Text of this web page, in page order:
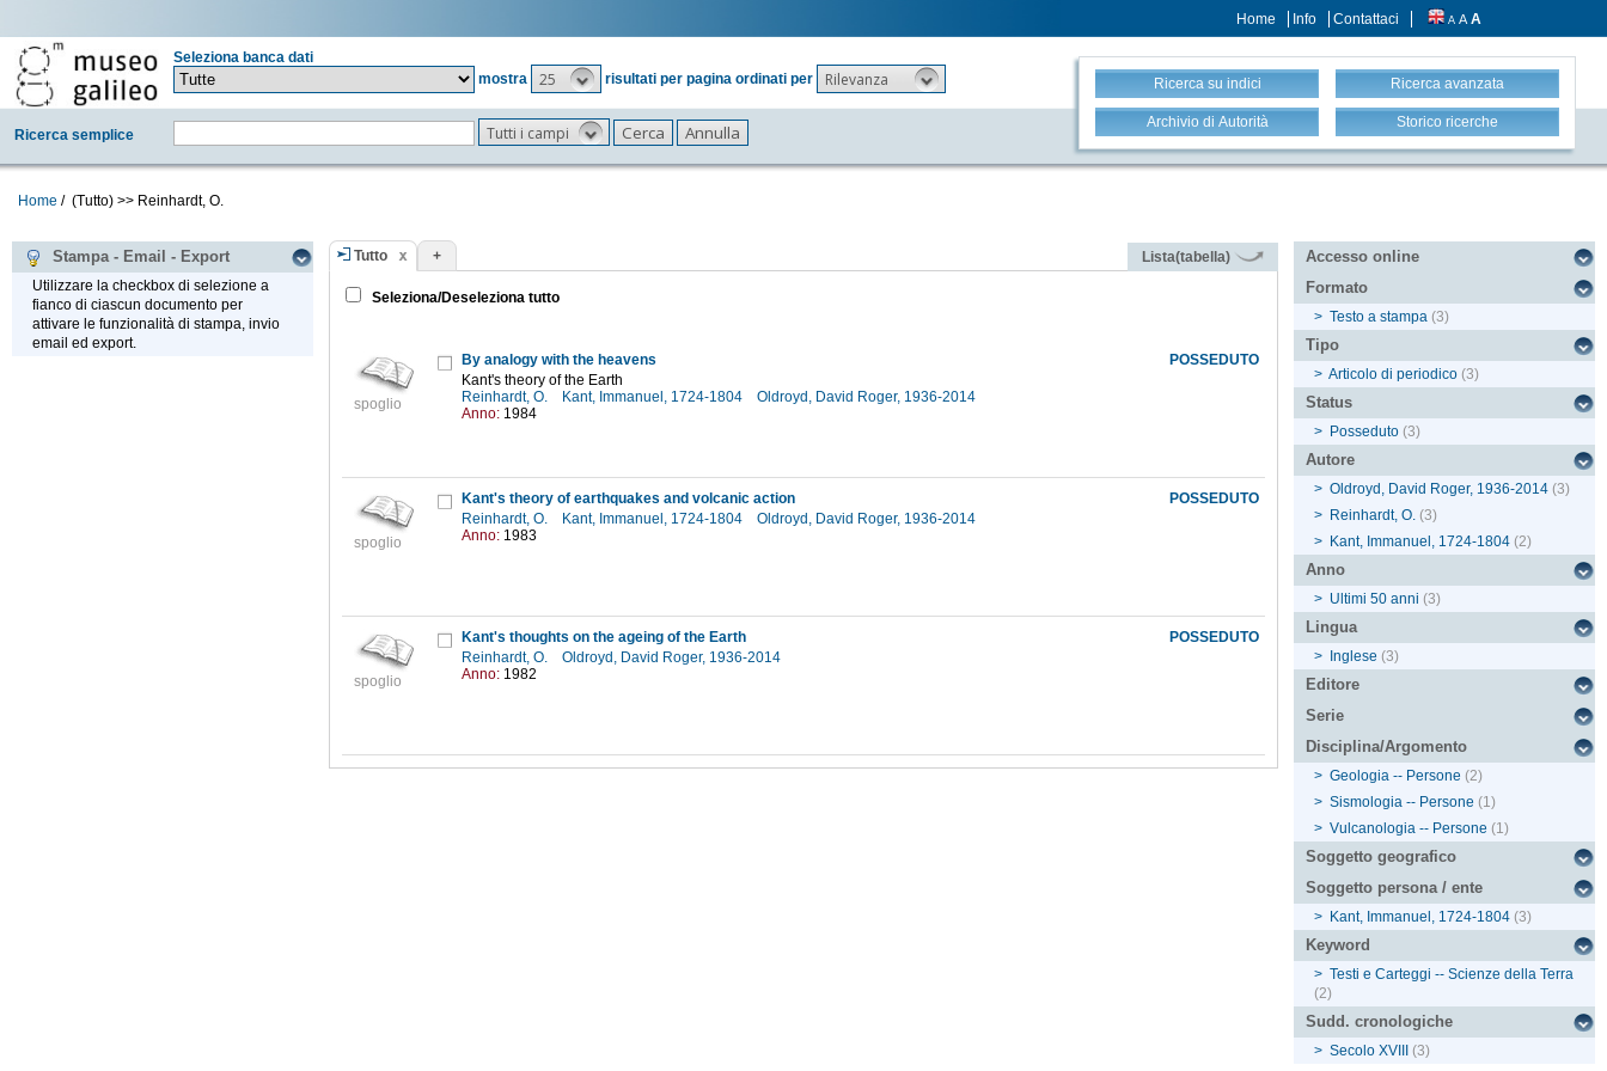
Home Info Contattaci A A A
Seleziona banca dati
mostra
25 risultati per pagina ordinati per Rilevanza
Ricerca semplice Tutti i campi
Ricerca su indici Ricerca avanzata
Archivio di Autorità Storico ricerche
Home / (Tutto) >> Reinhardt, O.
Stampa - Email - Export
Utilizzare la checkbox di selezione a
fianco di ciascun documento per
attivare le funzionalità di stampa, invio
email ed export.
Tutto + Lista(tabella)
Seleziona/Deseleziona tutto
spoglio
POSSEDUTO
By analogy with the heavens
Kant's theory of the Earth
Reinhardt, O.
Kant, Immanuel, 1724-1804
Oldroyd, David Roger, 1936-2014
Anno: 1984
spoglio
POSSEDUTO
Kant's theory of earthquakes and volcanic action
Reinhardt, O.
Kant, Immanuel, 1724-1804
Oldroyd, David Roger, 1936-2014
Anno: 1983
spoglio
POSSEDUTO
Kant's thoughts on the ageing of the Earth
Reinhardt, O.
Oldroyd, David Roger, 1936-2014
Anno: 1982
Accesso online
Formato
> Testo a stampa (3)
Tipo
> Articolo di periodico (3)
Status
> Posseduto (3)
Autore
> Oldroyd, David Roger, 1936-2014 (3)
> Reinhardt, O. (3)
> Kant, Immanuel, 1724-1804 (2)
Anno
> Ultimi 50 anni (3)
Lingua
> Inglese (3)
Editore
Serie
Disciplina/Argomento
> Geologia -- Persone (2)
> Sismologia -- Persone (1)
> Vulcanologia -- Persone (1)
Soggetto geografico
Soggetto persona / ente
> Kant, Immanuel, 1724-1804 (3)
Keyword
> Testi e Carteggi -- Scienze della Terra
(2)
Sudd. cronologiche
> Secolo XVIII (3)